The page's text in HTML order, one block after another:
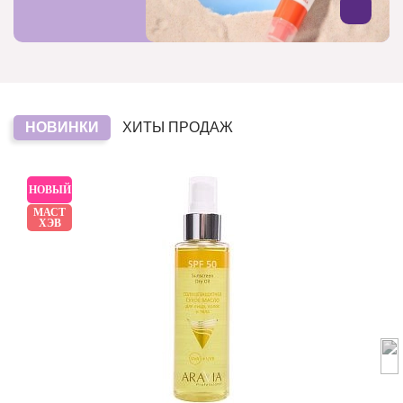
НОВИНКИ ХИТЫ ПРОДАЖ
НОВЫЙ
МАСТ
ХЭВ